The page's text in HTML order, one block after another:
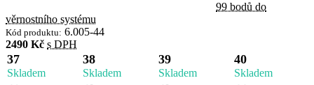
99 bodů do
věrnostního systému
Kód produktu: 6.005-44
2490 Kč s DPH
37
Skladem
38
Skladem
39
Skladem
40
Skladem